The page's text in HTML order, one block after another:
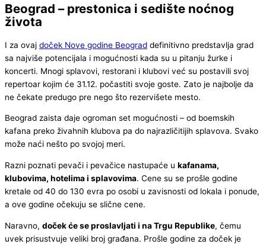
Beograd – prestonica i sedište noćnog
života
I za ovaj doček Nove godine Beograd definitivno predstavlja grad
sa najviše potencijala i mogućnosti kada su u pitanju žurke i
koncerti. Mnogi splavovi, restorani i klubovi već su postavili svoj
repertoar kojim će 31.12. počastiti svoje goste. Zato je najbolje da
ne čekate predugo pre nego što rezervišete mesto.
Beograd zaista daje ogroman set mogućnosti – od boemskih
kafana preko živahnih klubova pa do najrazličitijih splavova. Svako
može naći nešto po svojoj meri.
Razni poznati pevači i pevačice nastupaće u kafanama,
klubovima, hotelima i splavovima. Cene su se prošle godine
kretale od 40 do 130 evra po osobi u zavisnosti od lokala i ponude,
a ove godine očekuju se slične cene.
Naravno, doček će se proslavljati i na Trgu Republike, čemu
uvek prisustvuje veliki broj građana. Prošle godine za doček je